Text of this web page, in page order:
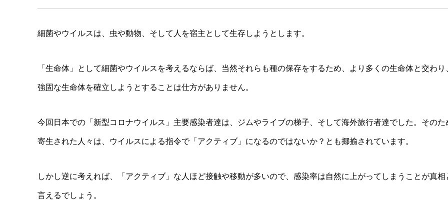
細菌やウイルスは、虫や動物、そして人を宿主として生存しようとします。
「生命体」として細菌やウイルスを考えるならば、当然それらも種の保存をするため、より多くの生命体と交わり
強固な生命体を確立しようとすることは仕方がありません。
今回日本での「新型コロナウイルス」主要感染者達は、ジムやライブの梯子、そして海外旅行者達でした。そのた
寄生された人々は、ウイルスによる指令で「アクティブ」になるのではないか？とも揶揄されています。
しかし逆に考えれば、「アクティブ」な人ほど接触や移動が多いので、感染率は自然に上がってしまうことが真相
言えるでしょう。